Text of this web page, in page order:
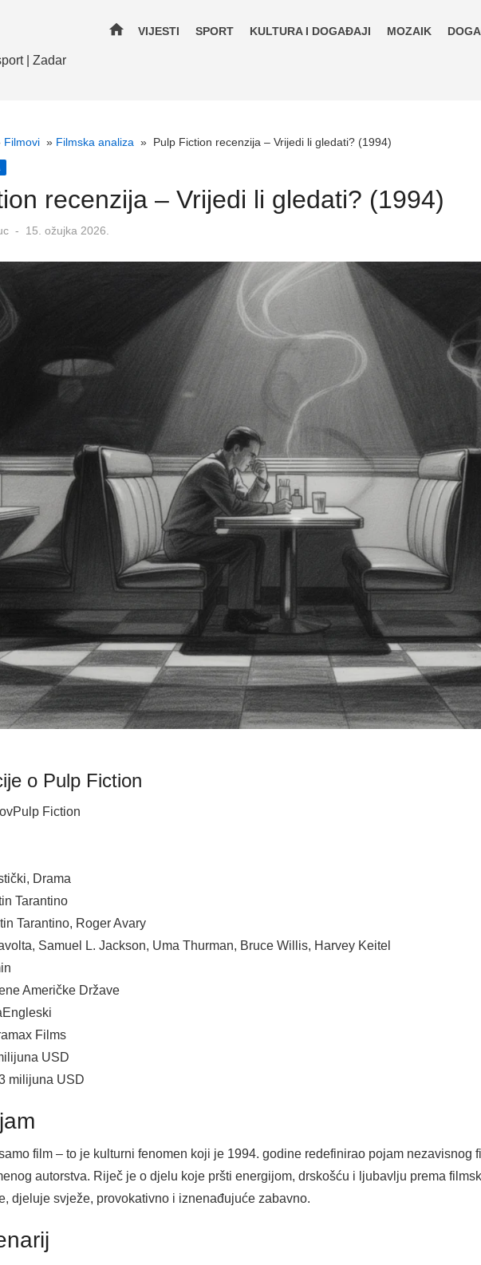
| Zadar
home VIJESTI SPORT KULTURA I DOGAĐAJI MOZAIK
Filmovi » Filmska analiza » Pulp Fiction recenzija – Vrijedi li gledati? (1994)
recenzija – Vrijedi li gledati? (1994)
Posted
15. ožujka 2026.
o Pulp Fiction
Pulp Fiction
Drama
Tarantino
Tarantino, Roger Avary
Samuel L. Jackson, Uma Thurman, Bruce Willis, Harvey Keitel
Američke Države
Engleski
Films
USD
milijuna USD
film – to je kulturni fenomen koji je 1994. godine redefinirao pojam nezavisnog
autorstva. Riječ je o djelu koje pršti energijom, drskošću i ljubavlju prema
djeluje svježe, provokativno i iznenađujuće zabavno.